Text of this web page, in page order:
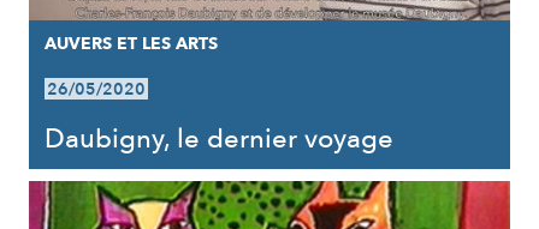
AUVERS ET LES ARTS
26/05/2020
Daubigny, le dernier voyage